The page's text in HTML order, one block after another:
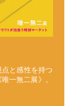
と感性を持つ
一無二展》。